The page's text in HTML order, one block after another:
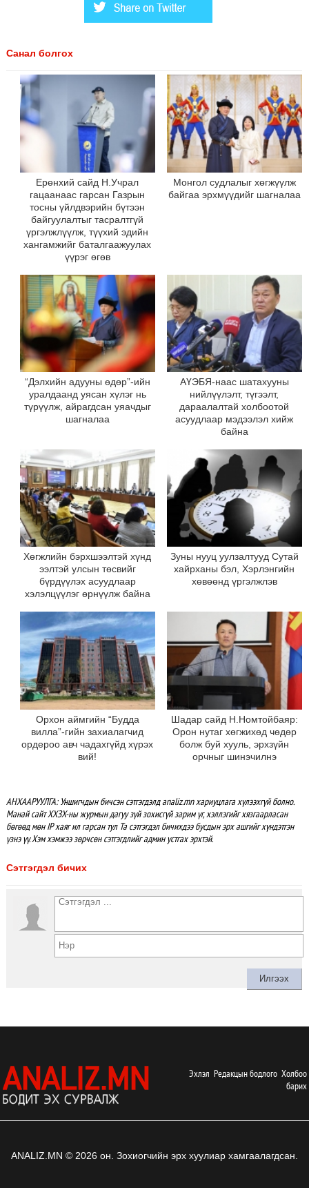
Санал болгох
Ерөнхий сайд Н.Учрал
гацаанаас гарсан Газрын
тосны үйлдвэрийн бүтээн
байгуулалтыг тасралтгүй
үргэлжлүүлж, түүхий эдийн
хангамжийг баталгаажуулах
үүрэг өгөв
Монгол судлалыг хөгжүүлж
байгаа эрхмүүдийг шагналаа
“Дэлхийн адууны өдөр”-ийн
уралдаанд уясан хүлэг нь
түрүүлж, айрагдсан уяачдыг
шагналаа
АҮЭБЯ-наас шатахууны
нийлүүлэлт, түгээлт,
дараалалтай холбоотой
асуудлаар мэдээлэл хийж
байна
Хөгжлийн бэрхшээлтэй хүнд
ээлтэй улсын төсвийг
бүрдүүлэх асуудлаар
хэлэлцүүлэг өрнүүлж байна
Зуны нууц уулзалтууд Сутай
хайрханы бэл, Хэрлэнгийн
хөвөөнд үргэлжлэв
Орхон аймгийн “Будда
вилла”-гийн захиалагчид
ордероо авч чадахгүйд хүрэх
вий!
Шадар сайд Н.Номтойбаяр:
Орон нутаг хөгжихөд чөдөр
болж буй хууль, эрхзүйн
орчныг шинэчилнэ
АНХААРУУЛГА: Уншигчдын бичсэн сэтгэгдэлд analiz.mn хариуцлага хүлээхгүй болно.
Манай сайт ХХЗХ-ны журмын дагуу зүй зохисгүй зарим үг, хэллэгийг хязгаарласан
бөгөөд мөн IP хаяг ил гарсан тул Та сэтгэгдэл бичихдээ бусдын эрх ашгийг хүндэтгэн
үзнэ үү. Хэм хэмжээ зөрчсөн сэтгэгдлийг админ устгах эрхтэй.
Сэтгэгдэл бичих
Эхлэл Редакцын бодлого Холбоо
барих
ANALIZ.MN © 2026 он. Зохиогчийн эрх хуулиар хамгаалагдсан.